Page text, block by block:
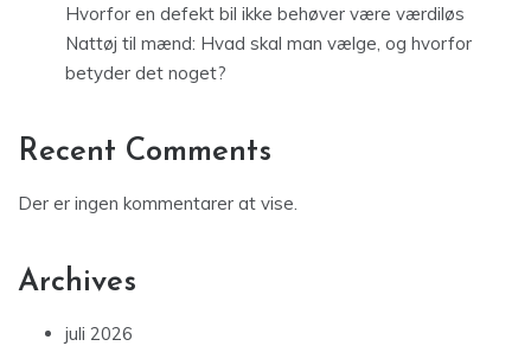
Hvorfor en defekt bil ikke behøver være værdiløs
Nattøj til mænd: Hvad skal man vælge, og hvorfor
betyder det noget?
Recent Comments
Der er ingen kommentarer at vise.
Archives
juli 2026